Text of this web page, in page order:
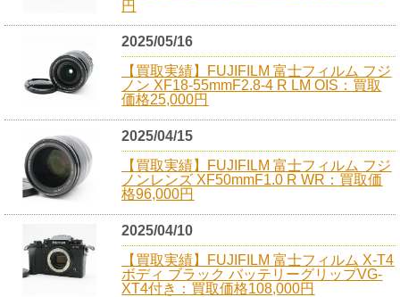
円
2025/05/16
【買取実績】FUJIFILM 富士フィルム フジ
ノン XF18-55mmF2.8-4 R LM OIS：買取
価格25,000円
2025/04/15
【買取実績】FUJIFILM 富士フィルム フジ
ノンレンズ XF50mmF1.0 R WR：買取価
格96,000円
2025/04/10
【買取実績】FUJIFILM 富士フィルム X-T4
ボディ ブラック バッテリーグリップVG-
XT4付き：買取価格108,000円